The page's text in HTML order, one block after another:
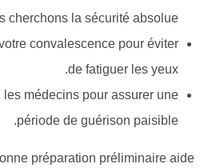
cherchons la sécurité absolue.
convalescence pour éviter
de fatiguer les yeux.
les médecins pour assurer une
période de guérison paisible.
préparation préliminaire aide